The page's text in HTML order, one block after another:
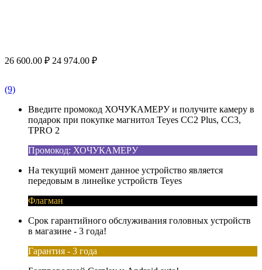
26 600.00 ₽ 24 974.00 ₽
(9)
Введите промокод ХОЧУКАМЕРУ и получите камеру в
подарок при покупке магнитол Teyes CC2 Plus, CC3,
TPRO 2
Промокод: ХОЧУКАМЕРУ
На текущий момент данное устройство является
передовым в линейке устройств Teyes
Флагман
Срок гарантийного обслуживания головных устройств
в магазине - 3 года!
Гарантия - 3 года